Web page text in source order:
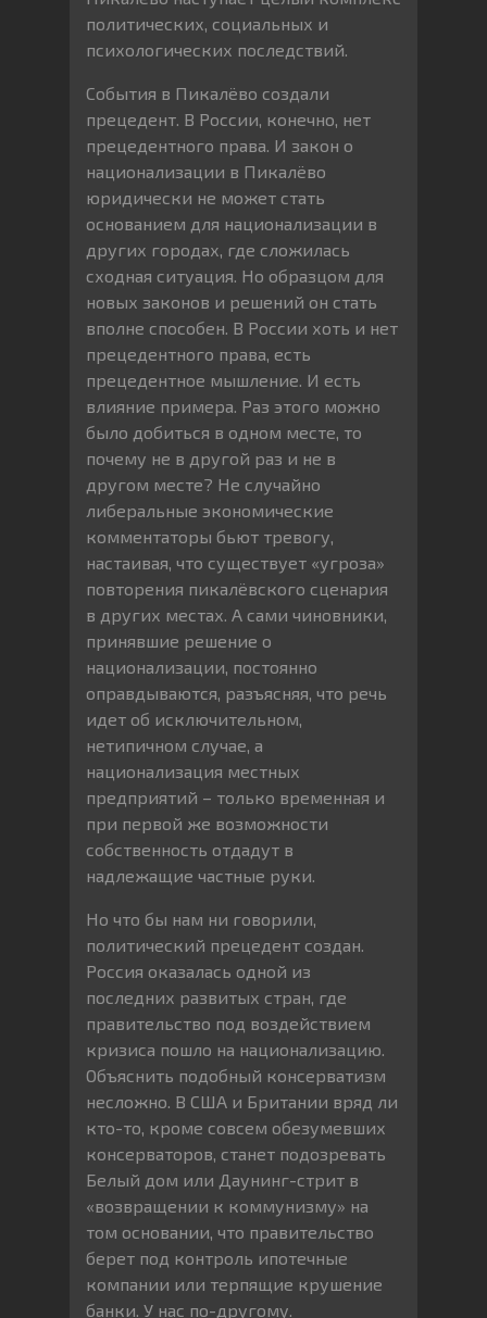
политических, социальных и
психологических последствий.
События в Пикалёво создали
прецедент. В России, конечно, нет
прецедентного права. И закон о
национализации в Пикалёво
юридически не может стать
основанием для национализации в
других городах, где сложилась
сходная ситуация. Но образцом для
новых законов и решений он стать
вполне способен. В России хоть и нет
прецедентного права, есть
прецедентное мышление. И есть
влияние примера. Раз этого можно
было добиться в одном месте, то
почему не в другой раз и не в
другом месте? Не случайно
либеральные экономические
комментаторы бьют тревогу,
настаивая, что существует «угроза»
повторения пикалёвского сценария
в других местах. А сами чиновники,
принявшие решение о
национализации, постоянно
оправдываются, разъясняя, что речь
идет об исключительном,
нетипичном случае, а
национализация местных
предприятий – только временная и
при первой же возможности
собственность отдадут в
надлежащие частные руки.
Но что бы нам ни говорили,
политический прецедент создан.
Россия оказалась одной из
последних развитых стран, где
правительство под воздействием
кризиса пошло на национализацию.
Объяснить подобный консерватизм
несложно. В США и Британии вряд ли
кто-то, кроме совсем обезумевших
консерваторов, станет подозревать
Белый дом или Даунинг-стрит в
«возвращении к коммунизму» на
том основании, что правительство
берет под контроль ипотечные
компании или терпящие крушение
банки. У нас по-другому.